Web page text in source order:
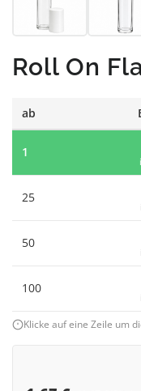
Roll On
ab
1
25
50
100
Klicke auf eine Zeile um